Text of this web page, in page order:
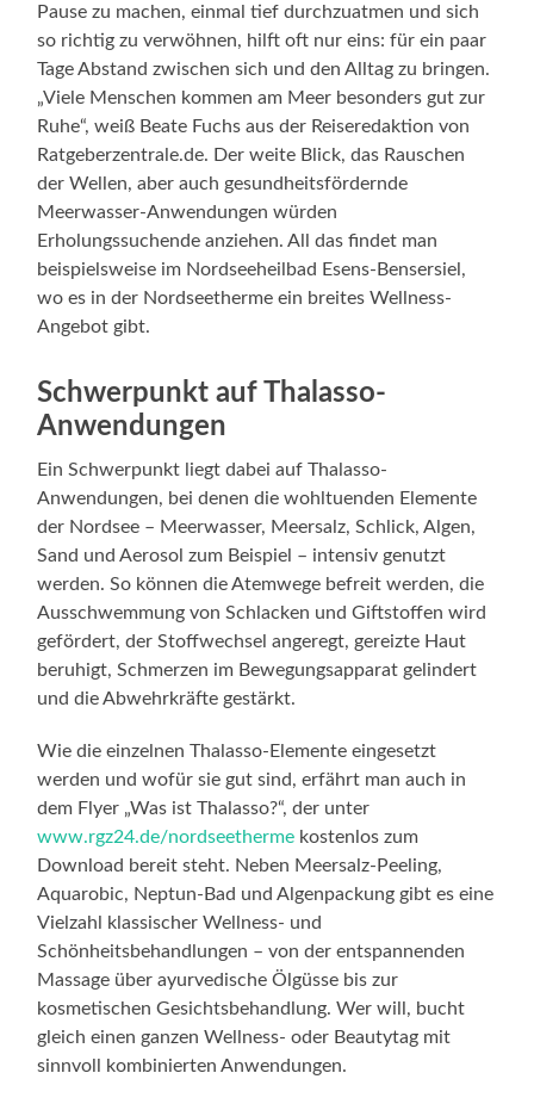
Pause zu machen, einmal tief durchzuatmen und sich
so richtig zu verwöhnen, hilft oft nur eins: für ein paar
Tage Abstand zwischen sich und den Alltag zu bringen.
„Viele Menschen kommen am Meer besonders gut zur
Ruhe“, weiß Beate Fuchs aus der Reiseredaktion von
Ratgeberzentrale.de. Der weite Blick, das Rauschen
der Wellen, aber auch gesundheitsfördernde
Meerwasser-Anwendungen würden
Erholungssuchende anziehen. All das findet man
beispielsweise im Nordseeheilbad Esens-Bensersiel,
wo es in der Nordseetherme ein breites Wellness-
Angebot gibt.
Schwerpunkt auf Thalasso-
Anwendungen
Ein Schwerpunkt liegt dabei auf Thalasso-
Anwendungen, bei denen die wohltuenden Elemente
der Nordsee – Meerwasser, Meersalz, Schlick, Algen,
Sand und Aerosol zum Beispiel – intensiv genutzt
werden. So können die Atemwege befreit werden, die
Ausschwemmung von Schlacken und Giftstoffen wird
gefördert, der Stoffwechsel angeregt, gereizte Haut
beruhigt, Schmerzen im Bewegungsapparat gelindert
und die Abwehrkräfte gestärkt.
Wie die einzelnen Thalasso-Elemente eingesetzt
werden und wofür sie gut sind, erfährt man auch in
dem Flyer „Was ist Thalasso?“, der unter
www.rgz24.de/nordseetherme kostenlos zum
Download bereit steht. Neben Meersalz-Peeling,
Aquarobic, Neptun-Bad und Algenpackung gibt es eine
Vielzahl klassischer Wellness- und
Schönheitsbehandlungen – von der entspannenden
Massage über ayurvedische Ölgüsse bis zur
kosmetischen Gesichtsbehandlung. Wer will, bucht
gleich einen ganzen Wellness- oder Beautytag mit
sinnvoll kombinierten Anwendungen.